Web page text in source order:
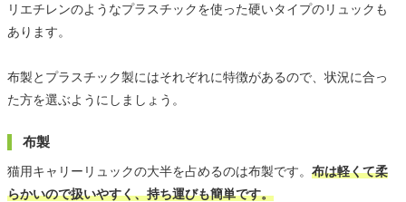
リエチレンのようなプラスチックを使った硬いタイプのリュックも
あります。
布製とプラスチック製にはそれぞれに特徴があるので、状況に合っ
た方を選ぶようにしましょう。
布製
猫用キャリーリュックの大半を占めるのは布製です。 布は軽くて柔
らかいので扱いやすく、持ち運びも簡単です。